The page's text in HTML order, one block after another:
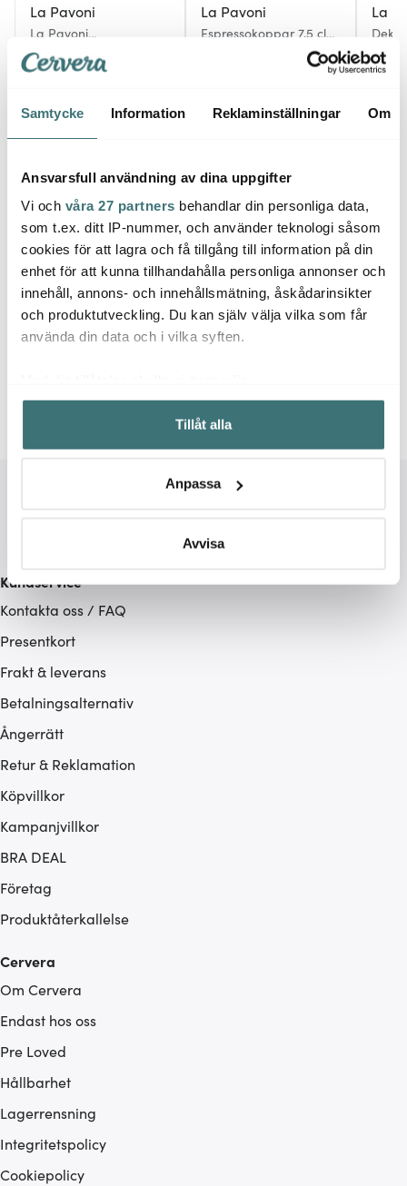
Samtycke Information Reklaminställningar Om
Ansvarsfull användning av dina uppgifter
Vi och våra 27 partners behandlar din personliga data,
som t.ex. ditt IP-nummer, och använder teknologi såsom
cookies för att lagra och få tillgång till information på din
enhet för att kunna tillhandahålla personliga annonser och
innehåll, annons- och innehållsmätning, åskådarinsikter
och produktutveckling. Du kan själv välja vilka som får
använda din data och i vilka syften.
Samla in information om din geografiska plats som
kan ha en noggrannhet på upp till flera meter
Identifiera din enhet genom att aktivt skanna den för
Ta reda på mer om hur dina personliga uppgifter
Du kan ändra eller dra tillbaka ditt samtycke när som
Vi använder cookies för att innehållet och annonserna
gör också att vi kan analysera vår trafik och göra
hemsidan ännu bättre. Du bestämmer själv vilka cookies
Tillåt alla
Anpassa
Avvisa
La Pavoni
La Pavoni
Semiproffessionell
Kaffekvarn Krom
5993 kr
La Pavoni
Espressokoppar 7,5 cl
La
Guld
1427
Låt dig inspireras av våra kunder
Relaterade sidor
Kundservice
Kontakta oss / FAQ
Presentkort
Frakt & leverans
Betalningsalternativ
Ångerrätt
Retur & Reklamation
Köpvillkor
Kampanjvillkor
BRA DEAL
Företag
Produktåterkallelse
Cervera
Om Cervera
Endast hos oss
Pre Loved
Hållbarhet
Lagerrensning
Integritetspolicy
Cookiepolicy